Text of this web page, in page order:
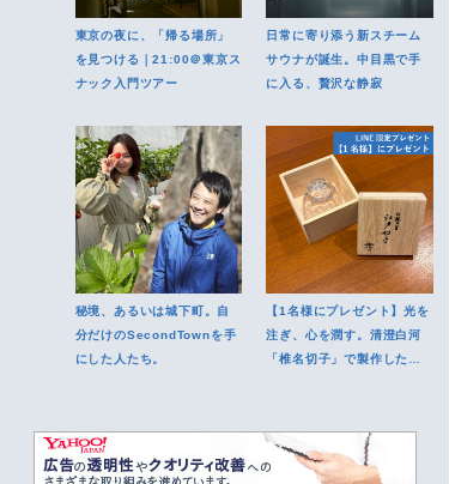
東京の夜に、「帰る場所」
を見つける｜21:00＠東京ス
ナック入門ツアー
日常に寄り添う新スチーム
サウナが誕生。中目黒で手
に入る、贅沢な静寂
秘境、あるいは城下町。自
分だけのSecondTownを手
にした人たち。
【1名様にプレゼント】光を
注ぎ、心を潤す。清澄白河
「椎名切子」で製作した江